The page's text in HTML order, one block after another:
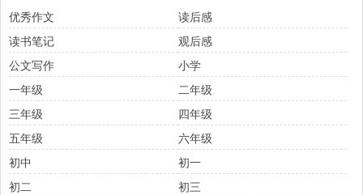
优秀作文
读后感
读书笔记
观后感
公文写作
小学
一年级
二年级
三年级
四年级
五年级
六年级
初中
初一
初二
初三